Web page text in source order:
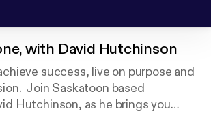
with David Hutchinson
success, live on purpose and
Join Saskatoon based
Hutchinson, as he brings you